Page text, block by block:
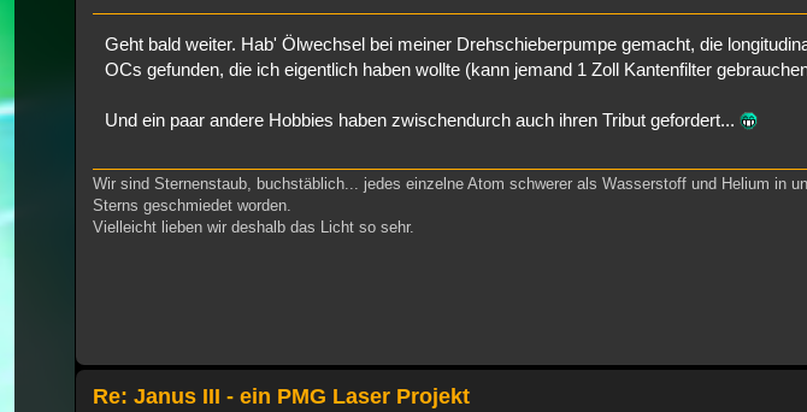
Geht bald weiter. Hab' Ölwechsel bei meiner Drehschieberpumpe gemacht, die
OCs gefunden, die ich eigentlich haben wollte (kann jemand 1 Zoll Kantenfilter
Und ein paar andere Hobbies haben zwischendurch auch ihren Tribut gefordert...
Wir sind Sternenstaub, buchstäblich... jedes einzelne Atom schwerer als Wasserstoff und Helium in
Sterns geschmiedet worden.
Vielleicht lieben wir deshalb das Licht so sehr.
Re: Janus III - ein PMG Laser Projekt